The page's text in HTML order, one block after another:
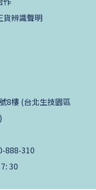
貨辨識聲明
8樓 (台北生技園區
888-310
30